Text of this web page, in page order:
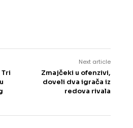
Next article
Zmajčeki u ofenzivi,
doveli dva igrača iz
redova rivala